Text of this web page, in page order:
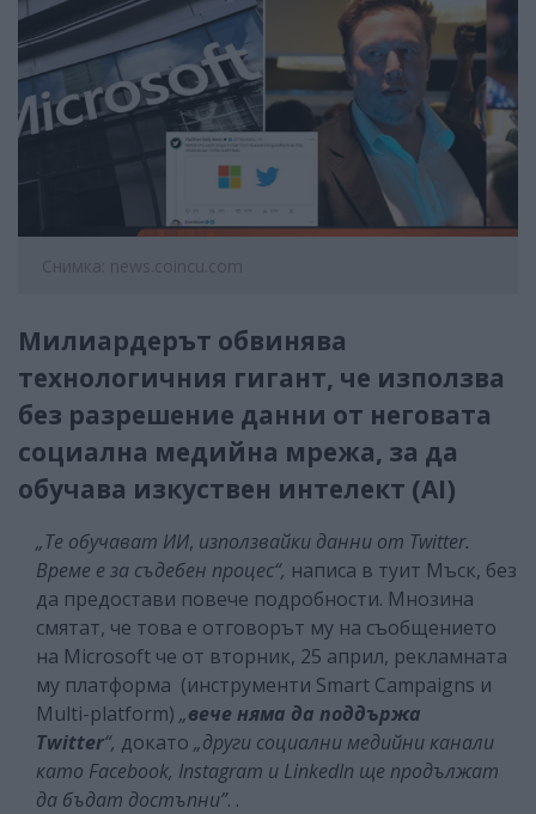
Снимка: news.coincu.com
Милиардерът обвинява
технологичния гигант, че използва
без разрешение данни от неговата
социална медийна мрежа, за да
обучава изкуствен интелект (АI)
„Те обучават ИИ, използвайки данни от Twitter.
Време е за съдебен процес“, написа в туит Мъск, без
да предостави повече подробности. Мнозина
смятат, че това е отговорът му на съобщението
на Microsoft че от вторник, 25 април, рекламната
му платформа (инструменти Smart Campaigns и
Multi-platform) „веченяма да поддържа
Twitter“, докато „други социални медийни канали
като Facebook, Instagram и LinkedIn ще продължат
да бъдат достъпни”. .